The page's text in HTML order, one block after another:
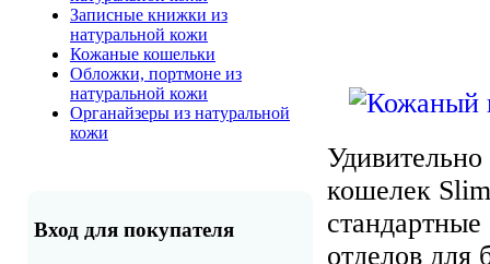
Записные книжки из
натуральной кожи
Кожаные кошельки
Обложки, портмоне из
натуральной кожи
Органайзеры из натуральной
кожи
Вход для покупателя
кошелек
отделов для